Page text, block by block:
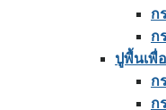
ก
ก
ปูพื้นเพื่
ก
ก